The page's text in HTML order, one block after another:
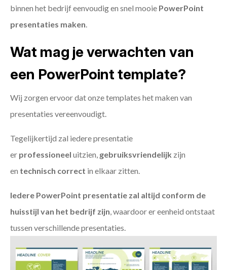
binnen het bedrijf eenvoudig en snel mooie PowerPoint
presentaties maken.
Wat mag je verwachten van
een PowerPoint template?
Wij zorgen ervoor dat onze templates het maken van
presentaties vereenvoudigt.
Tegelijkertijd zal iedere presentatie
er professioneel uitzien, gebruiksvriendelijk zijn
en technisch correct in elkaar zitten.
Iedere PowerPoint presentatie zal altijd conform de
huisstijl van het bedrijf zijn, waardoor er eenheid ontstaat
tussen verschillende presentaties.